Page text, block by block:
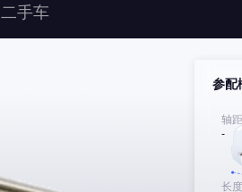
二手车
参配
轴距
-
长度